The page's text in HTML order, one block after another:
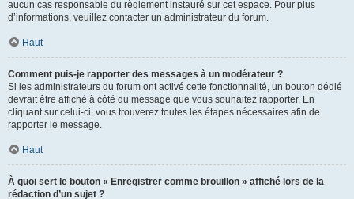
aucun cas responsable du règlement instauré sur cet espace. Pour plus
d’informations, veuillez contacter un administrateur du forum.
Haut
Comment puis-je rapporter des messages à un modérateur ?
Si les administrateurs du forum ont activé cette fonctionnalité, un bouton dédié
devrait être affiché à côté du message que vous souhaitez rapporter. En
cliquant sur celui-ci, vous trouverez toutes les étapes nécessaires afin de
rapporter le message.
Haut
À quoi sert le bouton « Enregistrer comme brouillon » affiché lors de la
rédaction d’un sujet ?